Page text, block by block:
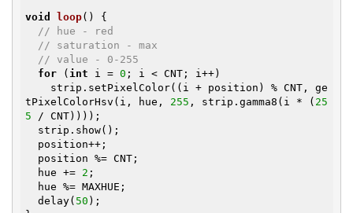
void loop()
{
// hue - red
// saturation - max
// value - 0-255
for ( int i = 0 ; i < CNT; i++)
tPixelColorHsv(i, hue, 255 , strip.gamma8(i * ( 25
5 / CNT))));
  hue +=
2 ;
  delay(
50 );